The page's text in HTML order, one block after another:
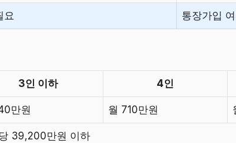
요 통장가입
3인 이하 4인
만원 월 710만원
39,200만원 이하